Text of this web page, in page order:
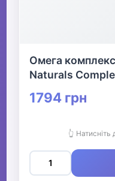
Омега
Naturals
1794 грн
👆 Натисніть